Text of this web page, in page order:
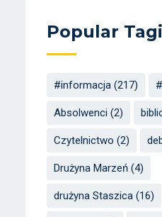
Popular Tagi
#informacja (217)
Absolwenci (2)
Czytelnictwo (2)
Drużyna Marzeń (4)
drużyna Staszica (16)